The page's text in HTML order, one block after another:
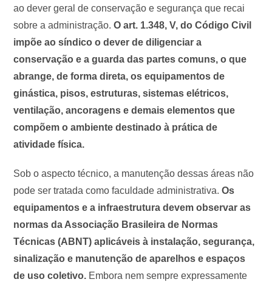
ao dever geral de conservação e segurança que recai
sobre a administração.O art. 1.348, V, do Código Civil
impõe ao síndico o dever de diligenciar a
conservação e a guarda das partes comuns, o que
abrange, de forma direta, os equipamentos de
ginástica, pisos, estruturas, sistemas elétricos,
ventilação, ancoragens e demais elementos que
compõem o ambiente destinado à prática de
atividade física.
Sob o aspecto técnico, a manutenção dessas áreas não
pode ser tratada como faculdade administrativa.Os
equipamentos e a infraestrutura devem observar as
normas da Associação Brasileira de Normas
Técnicas (ABNT) aplicáveis à instalação, segurança,
sinalização e manutenção de aparelhos e espaços
de uso coletivo. Embora nem sempre expressamente